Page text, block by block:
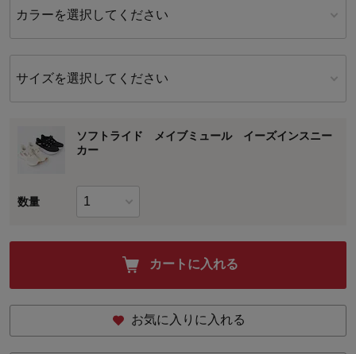
カラーを選択してください
サイズを選択してください
ソフトライド メイブミュール イーズインスニー
カー
数量
カートに入れる
お気に入りに入れる